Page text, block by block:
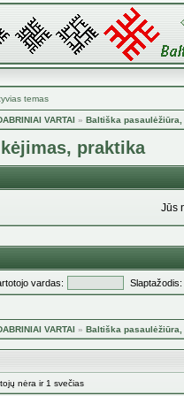
temas
VARTAI » Baltiška
praktika
Jūs
vardas: Slaptažodis:
VARTAI » Baltiška
nėra ir 1 svečias